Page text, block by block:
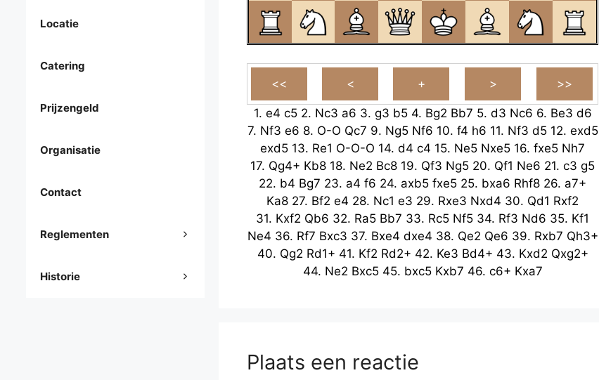
1. e4 c5 2. Nc3 a6 3. g3 b5 4. Bg2 Bb7 5. d3 Nc6 6. Be3 d6
7. Nf3 e6 8. O-O Qc7 9. Ng5 Nf6 10. f4 h6 11. Nf3 d5 12. exd5
exd5 13. Re1 O-O-O 14. d4 c4 15. Ne5 Nxe5 16. fxe5 Nh7
17. Qg4+ Kb8 18. Ne2 Bc8 19. Qf3 Ng5 20. Qf1 Ne6 21. c3 g5
22. b4 Bg7 23. a4 f6 24. axb5 fxe5 25. bxa6 Rhf8 26. a7+
Ka8 27. Bf2 e4 28. Nc1 e3 29. Rxe3 Nxd4 30. Qd1 Rxf2
31. Kxf2 Qb6 32. Ra5 Bb7 33. Rc5 Nf5 34. Rf3 Nd6 35. Kf1
Ne4 36. Rf7 Bxc3 37. Bxe4 dxe4 38. Qe2 Qe6 39. Rxb7 Qh3+
40. Qg2 Rd1+ 41. Kf2 Rd2+ 42. Ke3 Bd4+ 43. Kxd2 Qxg2+
44. Ne2 Bxc5 45. bxc5 Kxb7 46. c6+ Kxa7
Plaats een reactie
Locatie
Catering
Prijzengeld
Organisatie
Contact
Reglementen
Historie